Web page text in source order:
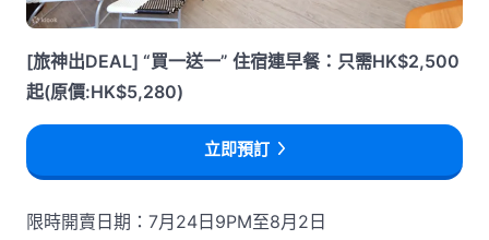
[旅神出DEAL] “買一送一” 住宿連早餐：只需HK$2,500
起(原價:HK$5,280)
立即預訂
限時開賣日期：7月24日9PM至8月2日